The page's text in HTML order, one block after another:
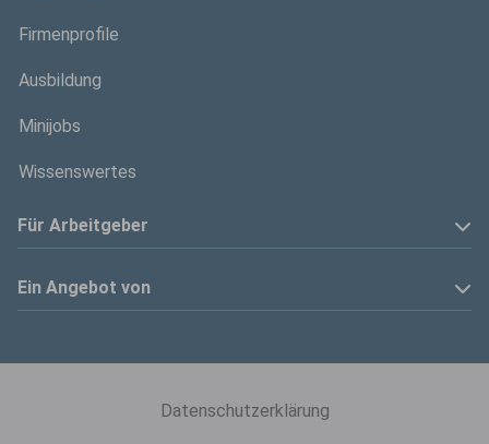
Firmenprofile
Ausbildung
Minijobs
Wissenswertes
Für Arbeitgeber
Anzeige schalten
Ein Angebot von
Datenschutzerklärung